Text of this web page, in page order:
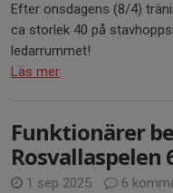
Efter onsdagens (8/4)
ca storlek 40 på
ledarrummet!
Läs mer
Funktionärer
Rosvallaspelen
1 sep 2025
6